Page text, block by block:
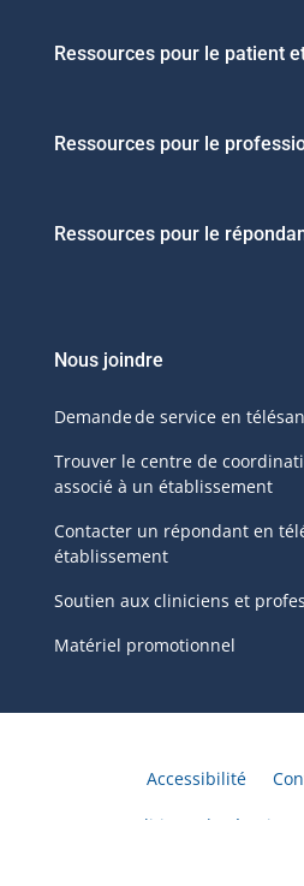
Ressources pour le patient
Ressources pour le
Ressources pour le
Nous joindre
Demande de service en
Trouver le centre de
associé à un établissement
Contacter un répondant en
établissement
Soutien aux cliniciens et
Matériel promotionnel
Accessibilité
Politique de témoins